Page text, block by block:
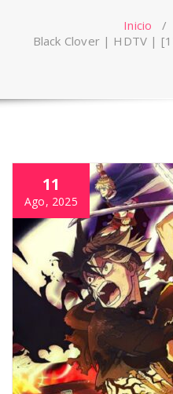
Inicio /
Black Clover | HDTV |
11
Ago, 2025